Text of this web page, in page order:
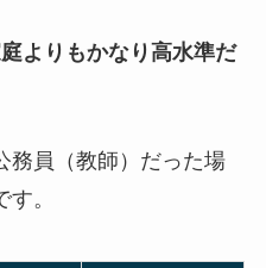
よりもかなり高水準だ
務員（教師）だった場
。